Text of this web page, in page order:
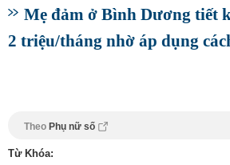
Mẹ đảm ở Bình Dương tiết
2 triệu/tháng nhờ áp dụng
Theo Phụ nữ số
Từ Khóa: